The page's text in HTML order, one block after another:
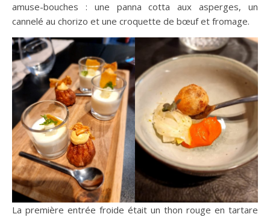
amuse-bouches : une panna cotta aux asperges, un
cannelé au chorizo et une croquette de bœuf et fromage.
La première entrée froide était un thon rouge en tartare